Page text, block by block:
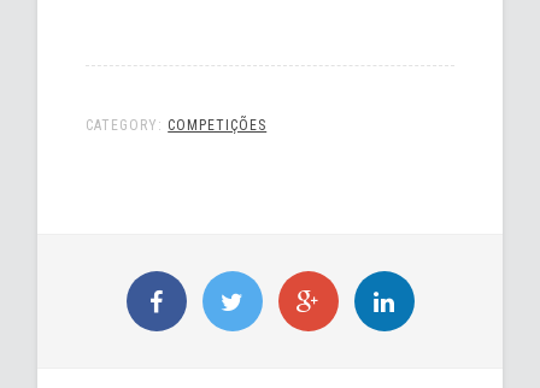
CATEGORY: COMPETIÇÕES